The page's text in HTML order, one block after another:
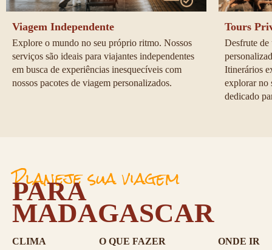
Viagem Independente
Explore o mundo no seu próprio ritmo. Nossos
serviços são ideais para viajantes independentes
em busca de experiências inesquecíveis com
nossos pacotes de viagem personalizados.
Tours
Desfrute
Itinerários
explorar no
dedicado
Planeje sua viagem
PARA
MADAGASCAR
CLIMA O QUE FAZER ONDE IR